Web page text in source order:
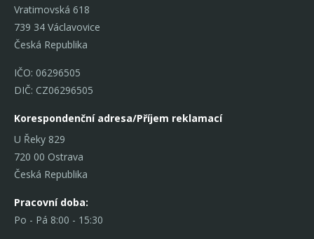
Vratimovská 618
739 34 Václavovice
Česká Republika
IČO: 06296505
DIČ: CZ06296505
Korespondenční adresa/Příjem reklamací
U Řeky 829
720 00 Ostrava
Česká Republika
Pracovní doba:
Po - Pá 8:00 - 15:30